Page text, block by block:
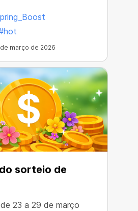
março de 2026
sorteio de
23 a 29 de março